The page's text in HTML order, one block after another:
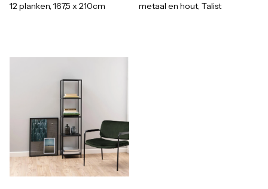
12 planken, 167,5 x 210cm
metaal en hout, Talist